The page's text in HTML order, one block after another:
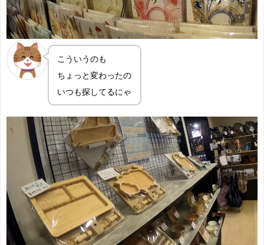
こういうのも
ちょっと変わったの
いつも探してるにゃ